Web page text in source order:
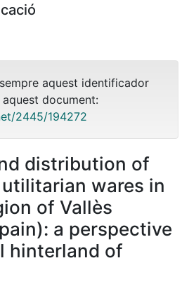
aquest identificador
document:
2445/194272
distribution of
wares in
of Vallès
a perspective
hinterland of